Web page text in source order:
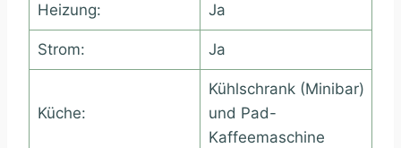
Heizung: Ja
Strom: Ja
Küche:
Kühlschrank (Minibar)
und Pad-
Kaffeemaschine